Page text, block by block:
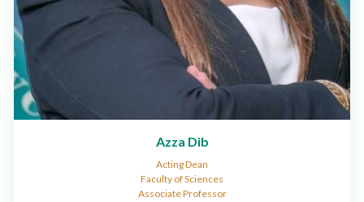
Azza Dib
Acting Dean
Faculty of Sciences
Associate Professor